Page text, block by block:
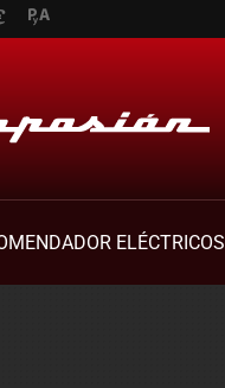
ELÉCTRICOS